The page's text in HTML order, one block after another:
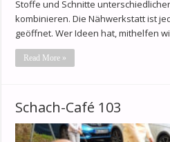
Stoffe und Schnitte
kombinieren. Die Nähwerkstatt ist
geöffnet. Wer Ideen hat, mithelfen
Read More »
Schach-Café 103